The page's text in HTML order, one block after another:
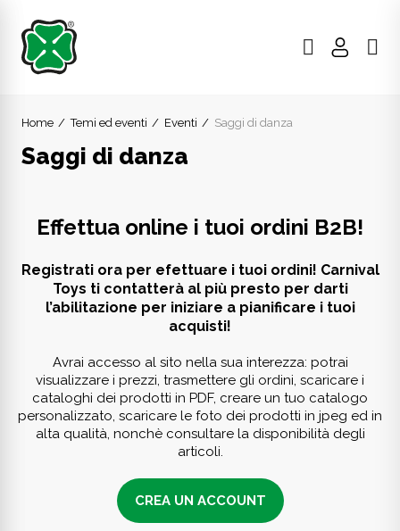
Saggi di danza
Home Temi ed eventi Eventi Saggi di danza
Effettua online i tuoi ordini B2B!
Registrati ora per efettuare i tuoi ordini! Carnival
Toys ti contatterà al più presto per darti
l’abilitazione per iniziare a pianificare i tuoi
acquisti!
Avrai accesso al sito nella sua interezza: potrai
visualizzare i prezzi, trasmettere gli ordini, scaricare i
cataloghi dei prodotti in PDF, creare un tuo catalogo
personalizzato, scaricare le foto dei prodotti in jpeg ed in
alta qualità, nonchè consultare la disponibilità degli
articoli.
CREA UN ACCOUNT